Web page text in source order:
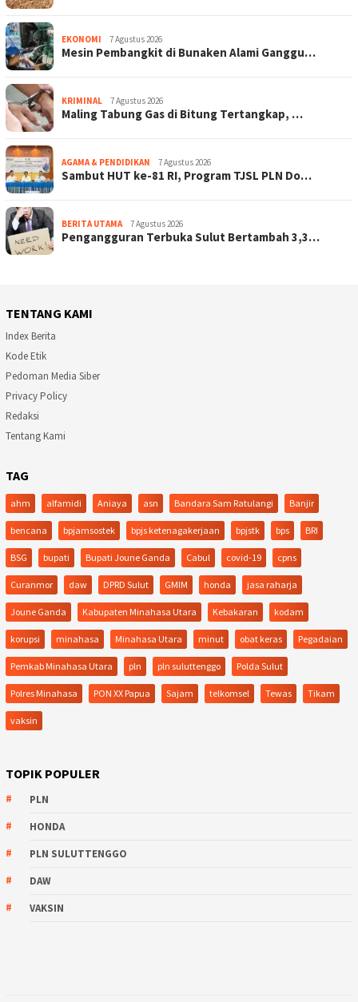
EKONOMI 7 Agustus 2026
Mesin Pembangkit di Bunaken Alami Ganggu…
KRIMINAL 7 Agustus 2026
Maling Tabung Gas di Bitung Tertangkap, …
AGAMA & PENDIDIKAN 7 Agustus 2026
Sambut HUT ke-81 RI, Program TJSL PLN Do…
BERITA UTAMA 7 Agustus 2026
Pengangguran Terbuka Sulut Bertambah 3,3…
TENTANG KAMI
Index Berita
Kode Etik
Pedoman Media Siber
Privacy Policy
Redaksi
Tentang Kami
TAG
ahm alfamidi Aniaya asn Bandara Sam Ratulangi Banjir
bencana bpjamsostek bpjs ketenagakerjaan bpjstk bps BRI
BSG bupati Bupati Joune Ganda Cabul covid-19 cpns
Curanmor daw DPRD Sulut GMIM honda jasa raharja
Joune Ganda Kabupaten Minahasa Utara Kebakaran kodam
korupsi minahasa Minahasa Utara minut obat keras Pegadaian
Pemkab Minahasa Utara pln pln suluttenggo Polda Sulut
Polres Minahasa PON XX Papua Sajam telkomsel Tewas Tikam
vaksin
TOPIK POPULER
PLN
HONDA
PLN SULUTTENGGO
DAW
VAKSIN